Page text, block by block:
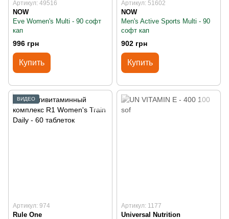
Артикул: 49516
NOW
Eve Women's Multi - 90 софт
кап
996 грн
Купить
Артикул: 51602
NOW
Men's Active Sports Multi - 90
софт кап
902 грн
Купить
ВИДЕО
Артикул: 974
Rule One
Артикул: 1177
Universal Nutrition